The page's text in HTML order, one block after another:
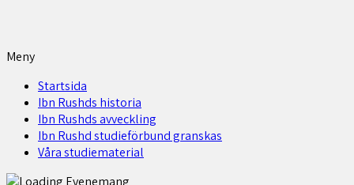
Meny
Startsida
Ibn Rushds historia
Ibn Rushds avveckling
Ibn Rushd studieförbund granskas​
Våra studiematerial